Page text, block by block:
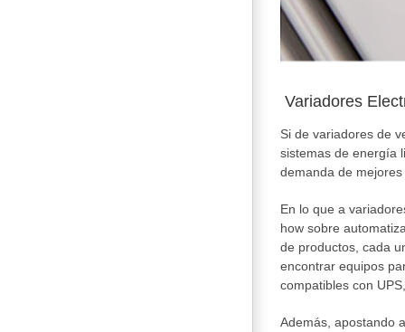
Variadores
Si de variadores de
sistemas de energía
demanda de
En lo que a
how sobre
de productos, cada
encontrar equipos
compatibles con
Además, apostando